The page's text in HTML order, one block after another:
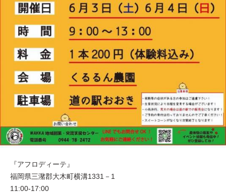
『アフロディーテ』
福岡県三潴郡大木町横溝1331－1
11:00-17:00